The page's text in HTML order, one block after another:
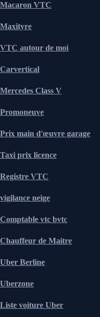
Macaron VTC
Maxityre
VTC autour de moi
Carvertical
Mercedes Class V
Promoneuve
Prix main d'œuvre garage
Taxi prix licence
Registre VTC
vigilance neige
Comptable vtc bvtc
Chauffeur de Maitre
Uber Berline
Uberzone
Liste voiture Uber